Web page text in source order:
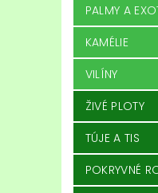
PALMY A
KAMÉLIE
VILÍNY
ŽIVÉ PLOTY
TÚJE A TIS
POKRYVNÉ